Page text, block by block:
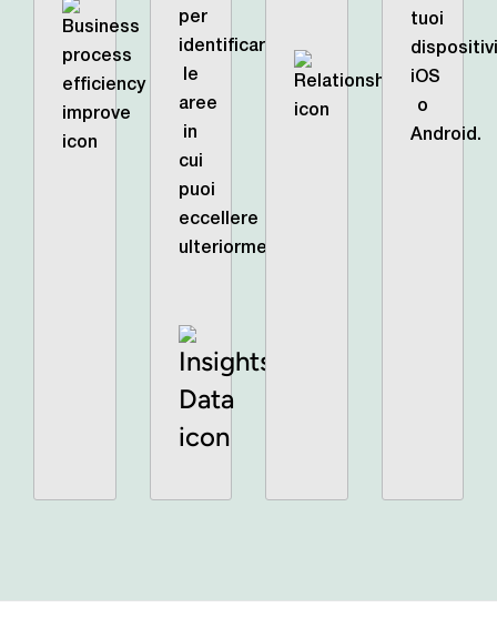
per
identificare
le
aree
in
cui
puoi
eccellere
ulteriormente.
tuoi
dispositivi
iOS
o
Android.